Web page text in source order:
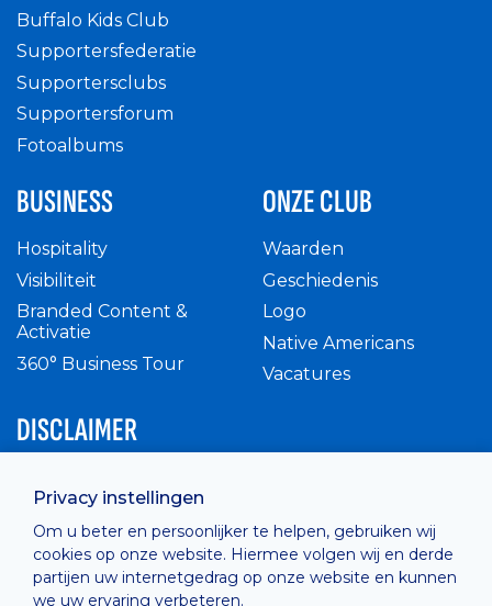
Privacy instellingen
Om u beter en persoonlijker te helpen, gebruiken wij
cookies op onze website. Hiermee volgen wij en derde
partijen uw internetgedrag op onze website en kunnen
we uw ervaring verbeteren.
Buffalo Kids Club
Supportersfederatie
Supportersclubs
Supportersforum
Fotoalbums
BUSINESS
Hospitality
Visibiliteit
Branded Content &
Activatie
360° Business Tour
ONZE CLUB
Waarden
Geschiedenis
Logo
Native Americans
Vacatures
DISCLAIMER
Privacy Policy
Cashless
verkoopsvoorwaarden
Cookie Policy